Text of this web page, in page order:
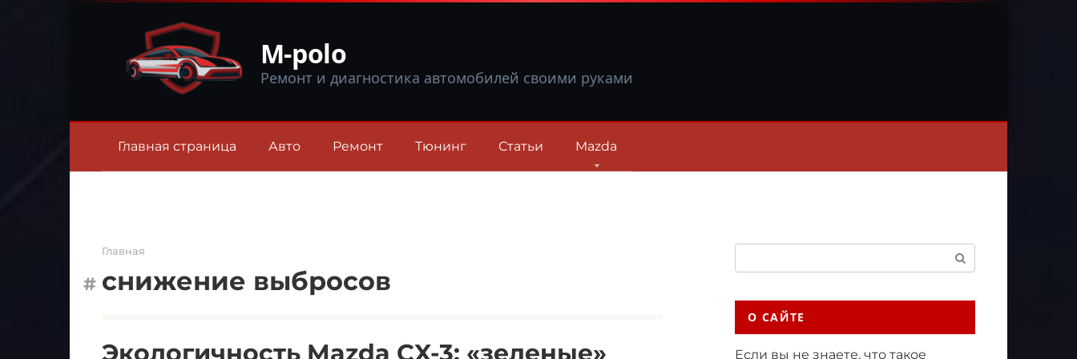
M-polo
Ремонт и диагностика автомобилей своими руками
Главная страница Авто Ремонт Тюнинг Статьи Mazda
Главная
снижение выбросов
Экологичность Mazda CX-3: «зеленые»
О САЙТЕ
Если вы не знаете, что такое